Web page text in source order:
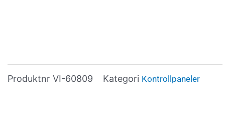
Produktnr VI-60809 Kategori Kontrollpaneler